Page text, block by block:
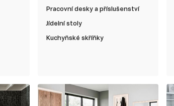
Pracovní desky a příslušenství
Jídelní stoly
Kuchyňské skříňky